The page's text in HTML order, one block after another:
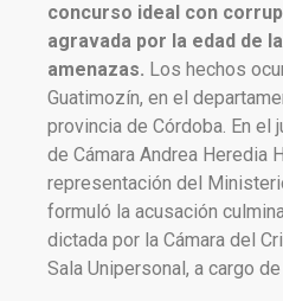
concurso ideal con
agravada por la edad de
amenazas. Los hechos
Guatimozín, en el
provincia de Córdoba. En el
de Cámara Andrea Heredia
representación del
formuló la acusación
dictada por la Cámara del
Sala Unipersonal, a cargo